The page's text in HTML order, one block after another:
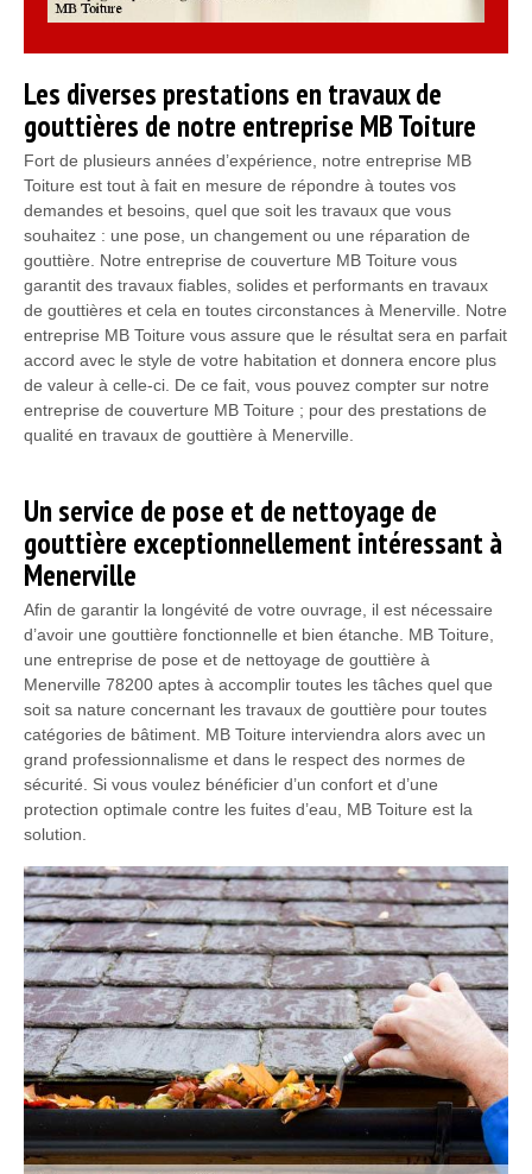
Les diverses prestations en travaux de
gouttières de notre entreprise MB Toiture
Fort de plusieurs années d’expérience, notre entreprise MB
Toiture est tout à fait en mesure de répondre à toutes vos
demandes et besoins, quel que soit les travaux que vous
souhaitez : une pose, un changement ou une réparation de
gouttière. Notre entreprise de couverture MB Toiture vous
garantit des travaux fiables, solides et performants en travaux
de gouttières et cela en toutes circonstances à Menerville. Notre
entreprise MB Toiture vous assure que le résultat sera en parfait
accord avec le style de votre habitation et donnera encore plus
de valeur à celle-ci. De ce fait, vous pouvez compter sur notre
entreprise de couverture MB Toiture ; pour des prestations de
qualité en travaux de gouttière à Menerville.
Un service de pose et de nettoyage de
gouttière exceptionnellement intéressant à
Menerville
Afin de garantir la longévité de votre ouvrage, il est nécessaire
d’avoir une gouttière fonctionnelle et bien étanche. MB Toiture,
une entreprise de pose et de nettoyage de gouttière à
Menerville 78200 aptes à accomplir toutes les tâches quel que
soit sa nature concernant les travaux de gouttière pour toutes
catégories de bâtiment. MB Toiture interviendra alors avec un
grand professionnalisme et dans le respect des normes de
sécurité. Si vous voulez bénéficier d’un confort et d’une
protection optimale contre les fuites d’eau, MB Toiture est la
solution.